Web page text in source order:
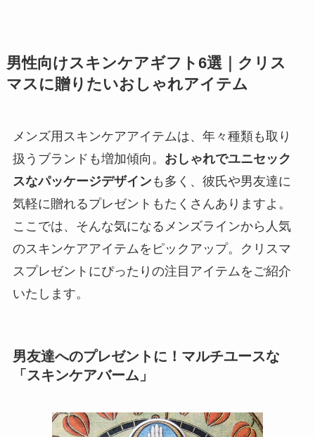
男性向けスキンケアギフト6選｜クリス
マスに贈りたいおしゃれアイテム
メンズ用スキンケアアイテムは、年々種類も取り
扱うブランドも増加傾向。 おしゃれでユニセック
スなパッケージデザインも多く、彼氏や男友達に
気軽に贈れるプレゼントもたくさんありますよ。
ここでは、そんな気になるメンズラインから人気
のスキンケアアイテムをピックアップ。クリスマ
スプレゼントにぴったりの注目アイテムをご紹介
いたします。
男友達へのプレゼントに！マルチユースな
「スキンケアバーム」